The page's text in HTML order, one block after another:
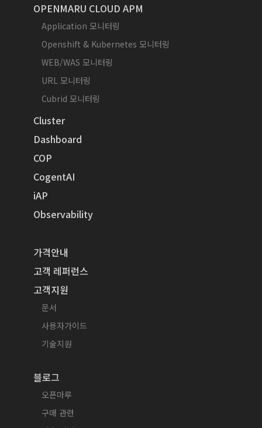
OPENMARU CLOUD APM
Application 모니터링
Openshift & Kubernetes 모니터링
WEB/WAS 모니터링
URL 모니터링
Cubrid 모니터링
Cluster
Dashboard
COP
CogentAI
iAP
Observability
가격안내
고객 레퍼런스
고객지원
문서
사용자가이드
기술지원
블로그
오픈마루
구매 관련